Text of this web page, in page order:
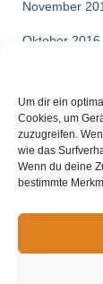
Um dir ein
Cookies, um
zuzugreifen.
wie das
Wenn du deine
bestimmte
November
Oktober 2016